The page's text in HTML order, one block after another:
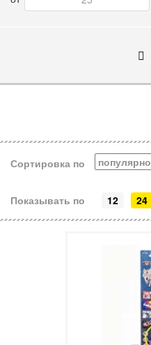
Сортировка по
Показывать по 12 24